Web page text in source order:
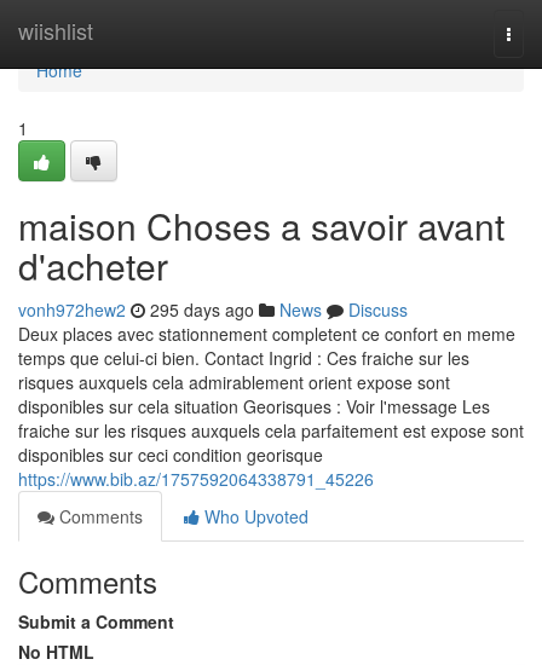
wiishlist
Home
Home
1
maison Choses a savoir avant
d'acheter
vonh972hew2 295 days ago News
Discuss
Deux places avec stationnement completent ce confort en meme
temps que celui-ci bien. Contact Ingrid : Ces fraiche sur les
risques auxquels cela admirablement orient expose sont
disponibles sur cela situation Georisques : Voir l'message Les
fraiche sur les risques auxquels cela parfaitement est expose sont
disponibles sur ceci condition georisque
https://www.bib.az/1757592064338791_45226
Comments
Who Upvoted
Comments
Submit a Comment
No HTML